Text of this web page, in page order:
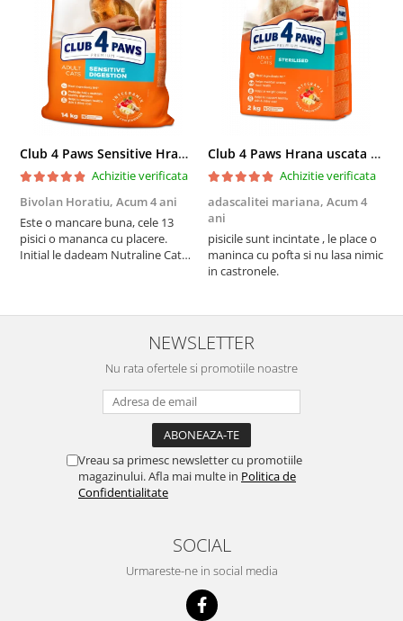
Club 4 Paws Sensitive Hrana uscata pisici adulte, 14kg
Achizitie verificata
Bivolan Horatiu, Acum 4 ani
Este o mancare buna, cele 13
pisici o mananca cu placere.
Initial le dadeam Nutraline Cat
nu o mananca cu placere. Eu
sunt multumit si voi continua cu
Club 4 Paws Hrana uscata pisici sterilizate, 2kg
Achizitie verificata
adascalitei mariana, Acum 4
ani
pisicile sunt incintate , le place o
maninca cu pofta si nu lasa nimic
in castronele.
NEWSLETTER
Nu rata ofertele si promotiile noastre
Vreau sa primesc newsletter cu promotiile
magazinului. Afla mai multe in Politica de
Confidentialitate
SOCIAL
Urmareste-ne in social media